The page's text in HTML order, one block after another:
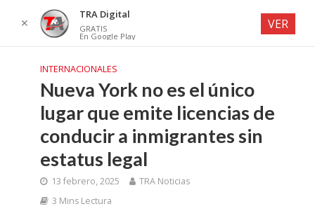
INTERNACIONALES
Nueva York no es el único
lugar que emite licencias de
conducir a inmigrantes sin
estatus legal
13 febrero, 2025
TRA Noticias
3 Mins Lectura
✕
TRA Digital
GRATIS
En Google Play
VER